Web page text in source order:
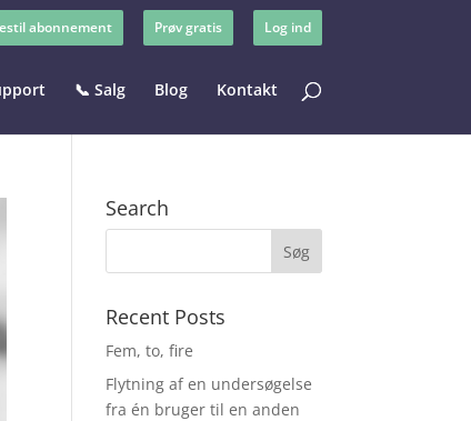
abonnement Prøv gratis Log ind
📞 Salg Blog Kontakt
Search
Recent Posts
Fem, to, fire
Flytning af en undersøgelse
fra én bruger til en anden